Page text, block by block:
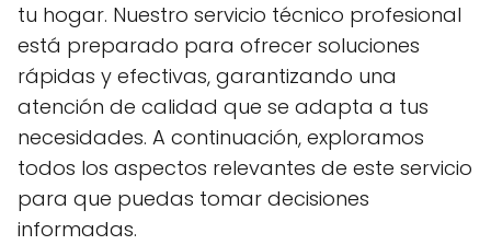
tu hogar. Nuestro servicio técnico profesional
está preparado para ofrecer soluciones
rápidas y efectivas, garantizando una
atención de calidad que se adapta a tus
necesidades. A continuación, exploramos
todos los aspectos relevantes de este servicio
para que puedas tomar decisiones
informadas.